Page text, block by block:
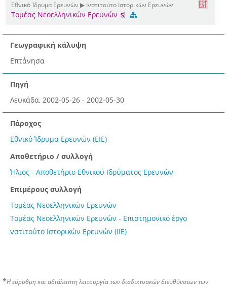
Εθνικό Ίδρυμα Ερευνών ▶ Ινστιτούτο Ιστορικών Ερευνών
Τομέας Νεοελληνικών Ερευνών
Γεωγραφική κάλυψη
Επτάνησα
Πηγή
Λευκάδα, 2002-05-26 - 2002-05-30
Πάροχος
Εθνικό Ίδρυμα Ερευνών (ΕΙΕ)
Αποθετήριο / συλλογή
Ήλιος - Αποθετήριο Εθνικού Ιδρύματος Ερευνών
Επιμέρους συλλογή
Τομέας Νεοελληνικών Ερευνών
Τομέας Νεοελληνικών Ερευνών - Επιστημονικό έργο
νστιτούτο Ιστορικών Ερευνών (ΙΙΕ)
*Η εύρυθμη και αδιάλειπτη λειτουργία των διαδικτυακών διευθύνσεων των